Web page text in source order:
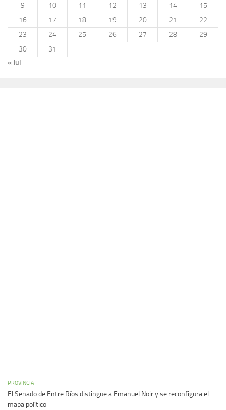
9 10 11 12 13 14
15
16
17 18 19 20 21
22
23
24 25 26 27 28
29
30
31
« Jul
PROVINCIA
El Senado de Entre Ríos distingue a Emanuel Noir y se reconfigura el
mapa político